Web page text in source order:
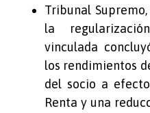
Tribunal
la
vinculada
los rendimientos
del socio a
Renta y una